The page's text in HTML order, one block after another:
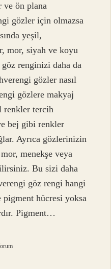
ve ön plana
gözler için olmazsa
yeşil,
mor, siyah ve koyu
renginizi daha da
gözler nasıl
gözlere makyaj
renkler tercih
bej gibi renkler
Ayrıca gözlerinizin
mor, menekşe veya
Bu sizi daha
göz rengi hangi
pigment hücresi yoksa
Pigment…